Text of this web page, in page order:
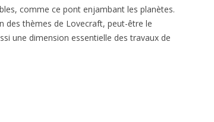
comme ce pont enjambant les planètes.
des thèmes de Lovecraft, peut-être le
une dimension essentielle des travaux de